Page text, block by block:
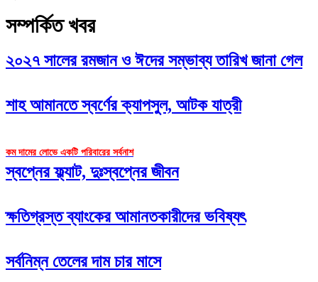
সম্পর্কিত খবর
২০২৭ সালের রমজান ও ঈদের সম্ভাব্য তারিখ জানা গেল
শাহ আমানতে স্বর্ণের ক্যাপসুল, আটক যাত্রী
কম দামের লোভে একটি পরিবারের সর্বনাশ
স্বপ্নের ফ্ল্যাট, দুঃস্বপ্নের জীবন
ক্ষতিগ্রস্ত ব্যাংকের আমানতকারীদের ভবিষ্যৎ
সর্বনিম্ন তেলের দাম চার মাসে